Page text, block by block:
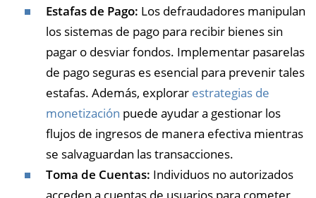
Estafas de Pago: Los defraudadores manipulan
los sistemas de pago para recibir bienes sin
pagar o desviar fondos. Implementar pasarelas
de pago seguras es esencial para prevenir tales
estafas. Además, explorar estrategias de
monetización puede ayudar a gestionar los
flujos de ingresos de manera efectiva mientras
se salvaguardan las transacciones.
Toma de Cuentas: Individuos no autorizados